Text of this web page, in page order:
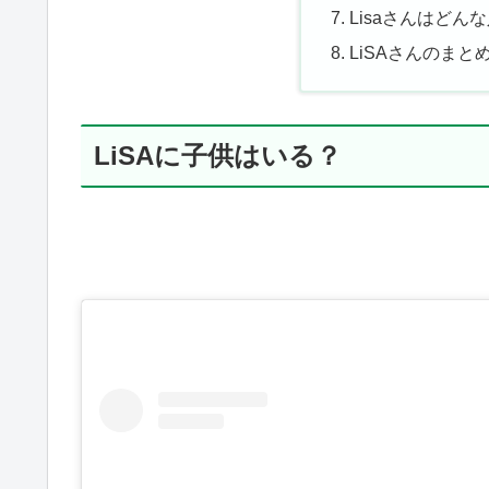
Lisaさんはどんな
LiSAさんのまと
LiSAに子供はいる？